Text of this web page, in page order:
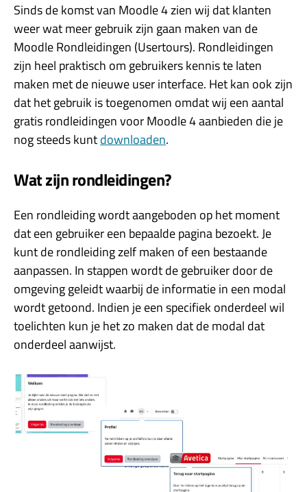
Sinds de komst van Moodle 4 zien wij dat klanten
weer wat meer gebruik zijn gaan maken van de
Moodle Rondleidingen (Usertours). Rondleidingen
zijn heel praktisch om gebruikers kennis te laten
maken met de nieuwe user interface. Het kan ook zijn
dat het gebruik is toegenomen omdat wij een aantal
gratis rondleidingen voor Moodle 4 aanbieden die je
nog steeds kuntdownloaden.
Wat zijn rondleidingen?
Een rondleiding wordt aangeboden op het moment
dat een gebruiker een bepaalde pagina bezoekt. Je
kunt de rondleiding zelf maken of een bestaande
aanpassen. In stappen wordt de gebruiker door de
omgeving geleidt waarbij de informatie in een modal
wordt getoond. Indien je een specifiek onderdeel wil
toelichten kun je het zo maken dat de modal dat
onderdeel aanwijst.